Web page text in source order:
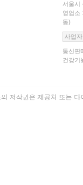
서울시
영업소
동)
사업
통신판
건강기
저작권은 제공처 또는